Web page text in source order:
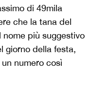
di 49mila
che la tana del
più suggestivo
giorno della festa,
numero così